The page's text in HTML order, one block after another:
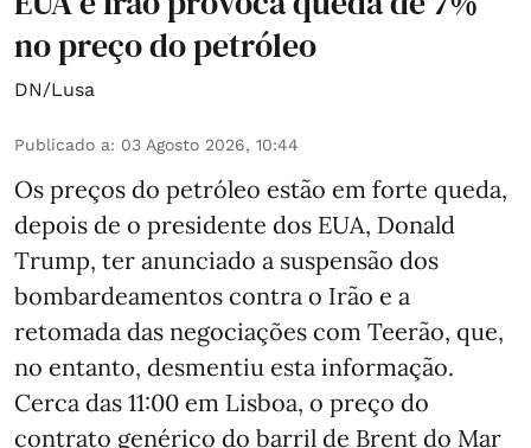
no preço do petróleo
DN/Lusa
Publicado a: 03 Agosto 2026, 10:44
Os preços do petróleo estão em forte queda,
depois de o presidente dos EUA, Donald
Trump, ter anunciado a suspensão dos
bombardeamentos contra o Irão e a
retomada das negociações com Teerão, que,
no entanto, desmentiu esta informação.
Cerca das 11:00 em Lisboa, o preço do
contrato genérico do barril de Brent do Mar